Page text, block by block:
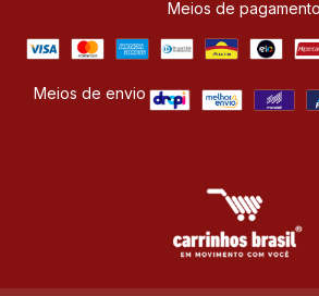
Meios de pagamento
Meios de envio